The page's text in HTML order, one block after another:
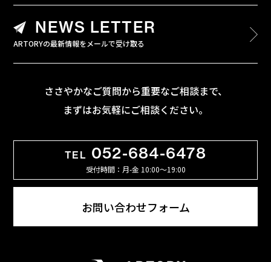
NEWS LETTER
ARTORYの最新情報をメールで受け取る
ささやかなご質問から重要なご相談まで、
まずはお気軽にご相談ください。
TEL 052-684-6478
受付時間：月-金 10:00〜19:00
お問い合わせフォーム